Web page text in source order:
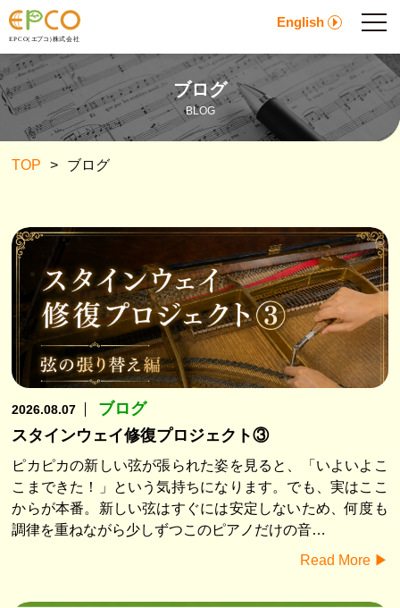
English
ブログ
BLOG
TOP > ブログ
2026.08.07
ブログ
スタインウェイ修復プロジェクト③
ピカピカの新しい弦が張られた姿を見ると、「いよいよこ
こまできた！」という気持ちになります。でも、実はここ
からが本番。新しい弦はすぐには安定しないため、何度も
調律を重ねながら少しずつこのピアノだけの音…
Read More ▶︎